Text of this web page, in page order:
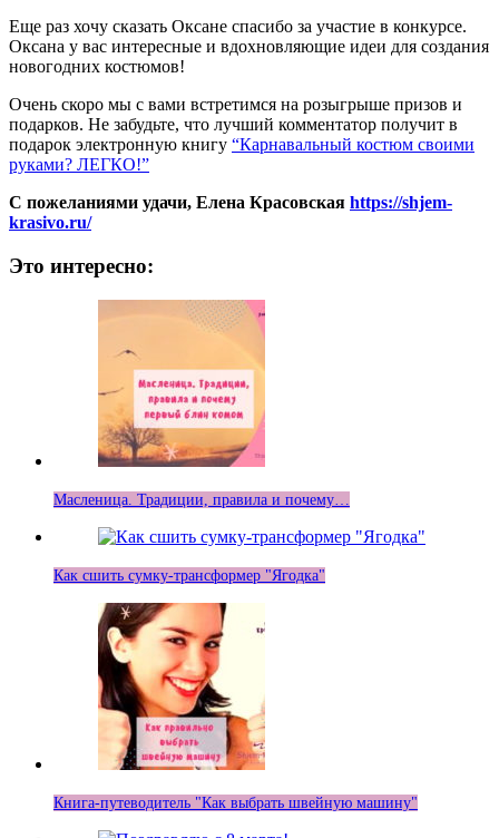
Еще раз хочу сказать Оксане спасибо за участие в конкурсе.
Оксана у вас интересные и вдохновляющие идеи для создания
новогодних костюмов!
Очень скоро мы с вами встретимся на розыгрыше призов и
подарков. Не забудьте, что лучший комментатор получит в
подарок электронную книгу “Карнавальный костюм своими
руками? ЛЕГКО!”
С пожеланиями удачи, Елена Красовская https://shjem-
krasivo.ru/
Это интересно:
Масленица. Традиции, правила и почему…
Как сшить сумку-трансформер "Ягодка"
Книга-путеводитель "Как выбрать швейную машину"